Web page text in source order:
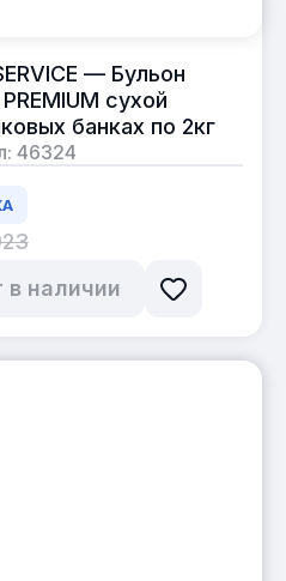
— Бульон
сухой
банках по 2кг
46324
в наличии